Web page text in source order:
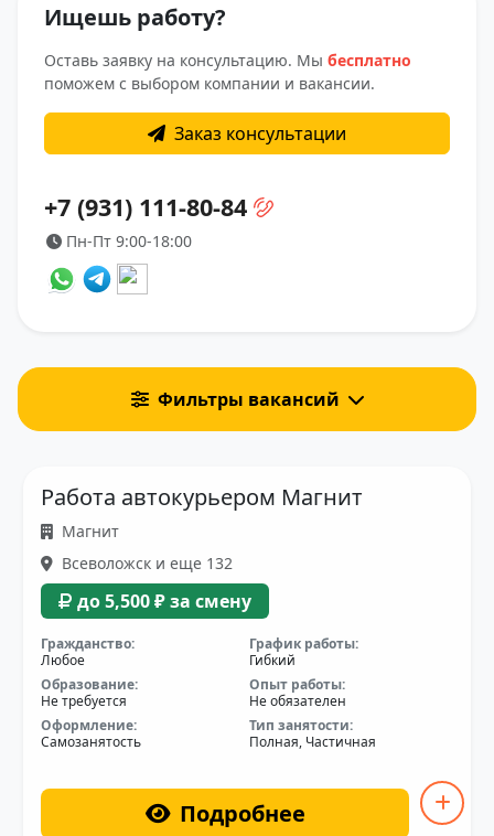
Фильтры вакансий
Ищешь работу?
Оставь заявку на консультацию. Мы бесплатно
поможем с выбором компании и вакансии.
Заказ консультации
+7 (931) 111-80-84
Пн-Пт 9:00-18:00
Работа автокурьером Магнит
Магнит
Всеволожск и еще 132
до 5,500 ₽ за смену
Гражданство:
Любое
График работы:
Гибкий
Образование:
Не требуется
Опыт работы:
Не обязателен
Оформление:
Самозанятость
Тип занятости:
Полная, Частичная
Подробнее